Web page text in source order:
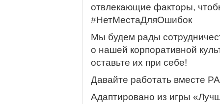
отвлекающие факторы,
#НетМестаДляОшибок
Мы будем рады
о нашей корпоративной
оставьте их при себе!
Давайте работать
Адаптировано из игры